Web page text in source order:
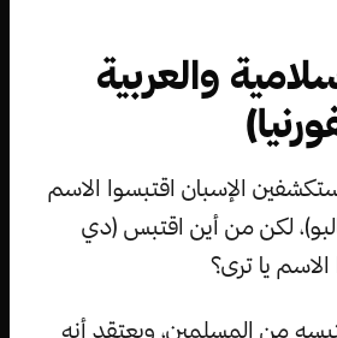
والعربية
الإسبان اقتبسوا الاسم
لكن من أين اقتبس (دي
يا ترى؟
من المسلمين، ويعتقد أنه